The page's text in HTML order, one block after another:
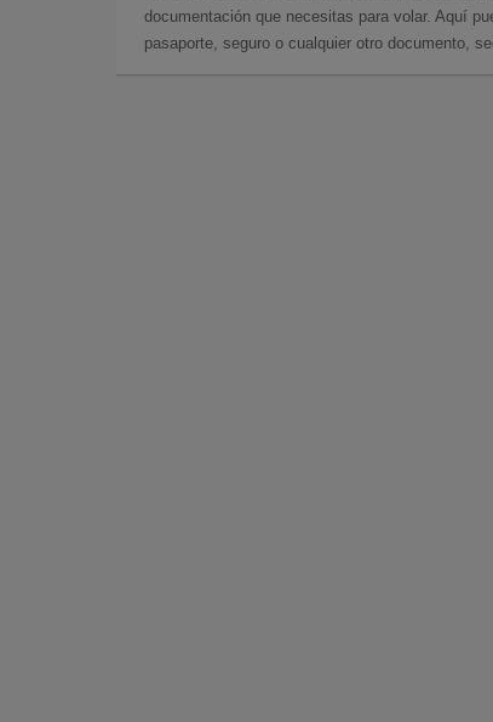
documentación que necesitas para volar. Aquí
pasaporte, seguro o cualquier otro documento,